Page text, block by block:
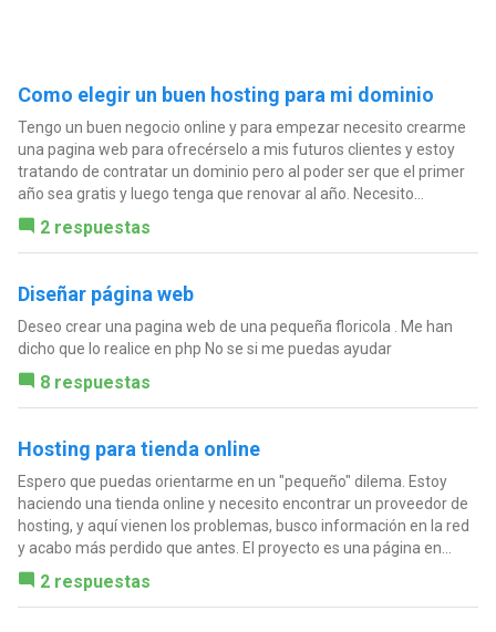
Como elegir un buen hosting para mi dominio
Tengo un buen negocio online y para empezar necesito crearme
una pagina web para ofrecérselo a mis futuros clientes y estoy
tratando de contratar un dominio pero al poder ser que el primer
año sea gratis y luego tenga que renovar al año. Necesito...
2 respuestas
Diseñar página web
Deseo crear una pagina web de una pequeña floricola . Me han
dicho que lo realice en php No se si me puedas ayudar
8 respuestas
Hosting para tienda online
Espero que puedas orientarme en un "pequeño" dilema. Estoy
haciendo una tienda online y necesito encontrar un proveedor de
hosting, y aquí vienen los problemas, busco información en la red
y acabo más perdido que antes. El proyecto es una página en...
2 respuestas